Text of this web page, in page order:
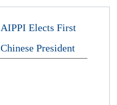
AIPPI Elects First
Chinese President